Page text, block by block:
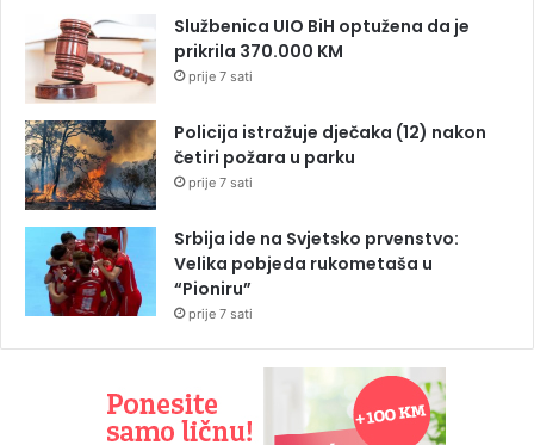
Službenica UIO BiH optužena da je
prikrila 370.000 KM
prije 7 sati
Policija istražuje dječaka (12) nakon
četiri požara u parku
prije 7 sati
Srbija ide na Svjetsko prvenstvo:
Velika pobjeda rukometaša u
“Pioniru”
prije 7 sati